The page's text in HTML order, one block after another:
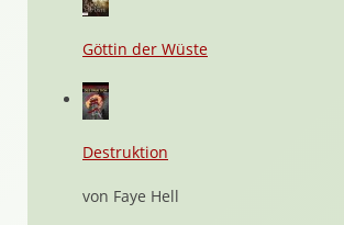
Göttin der Wüste
Destruktion
von Faye Hell